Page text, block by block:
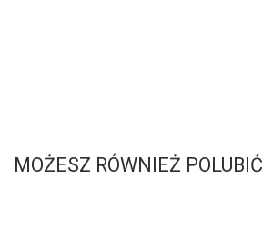
MOŻESZ RÓWNIEŻ POLUBIĆ